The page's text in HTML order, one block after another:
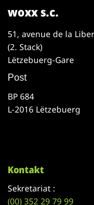
woxx s.c.
51, avenue de la
(2. Stack)
Lëtzebuerg-Gare
Post
BP 684
L-2016 Lëtzebuerg
Kontakt
Sekretariat :
(00)352 29 79 99